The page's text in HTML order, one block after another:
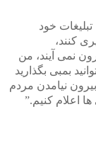
خود
خرداد جلوگیری کنند،
نمی آیند، من
بمبی بگذارید
نیامدن مردم
اعلام کنیم.”